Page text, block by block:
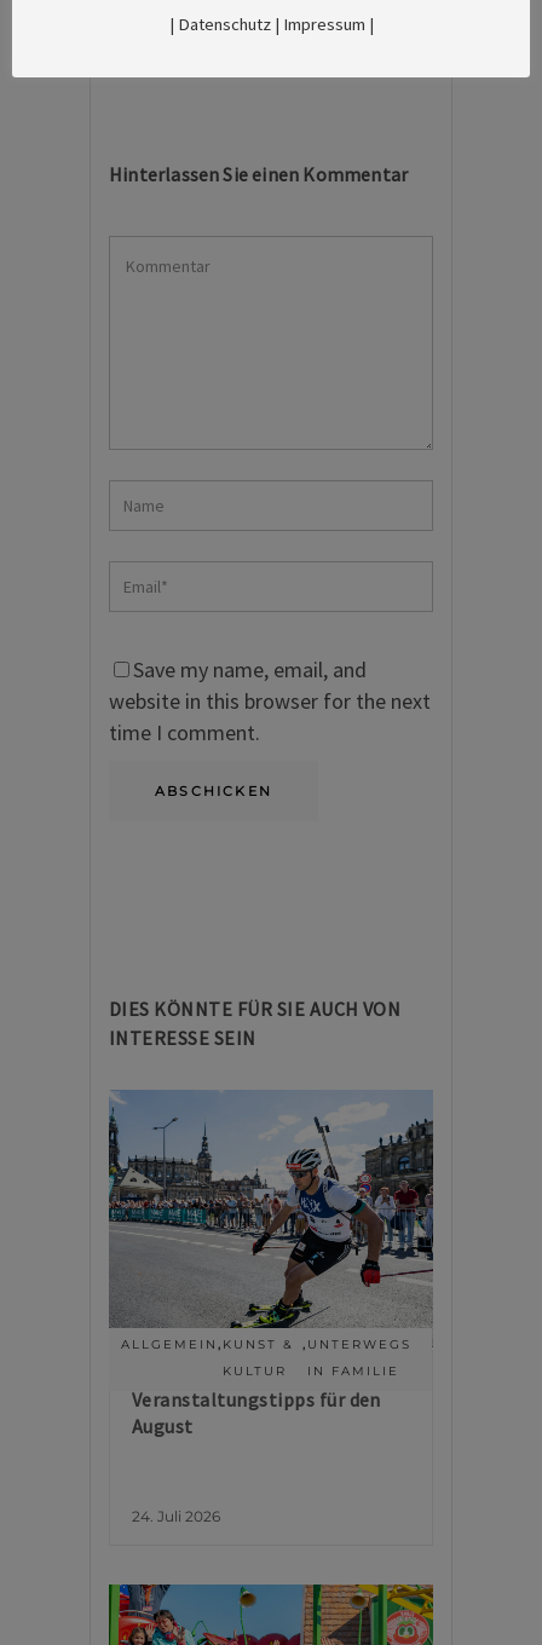
Hinterlassen Sie einen Kommentar
Save my name, email, and
website in this browser for the next
time I comment.
DIES KÖNNTE FÜR SIE AUCH VON
INTERESSE SEIN
ALLGEMEIN , KUNST &
KULTUR
, UNTERWEGS
IN FAMILIE
Veranstaltungstipps für den
August
24. Juli 2026
| Datenschutz| Impressum |